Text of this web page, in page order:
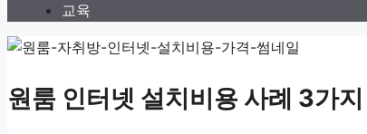
교육
원룸 인터넷 설치비용 사례 3가